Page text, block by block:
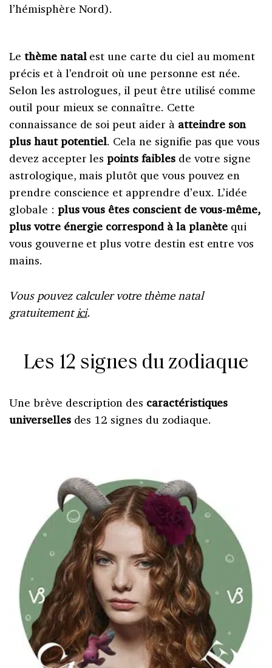
l’hémisphère Nord).
Le thème natalest une carte du ciel au moment
précis et à l’endroit où une personne est née.
Selon les astrologues, il peut être utilisé comme
outil pour mieux se connaître. Cette
connaissance de soi peut aider à atteindre son
plus haut potentiel. Cela ne signifie pas que vous
devez accepter lespoints faiblesde votre signe
astrologique, mais plutôt que vous pouvez en
prendre conscience et apprendre d’eux. L’idée
globale : plus vous êtes conscient de vous-même,
plus votre énergie correspond à la planète qui
vous gouverne et plus votre destin est entre vos
mains.
Vous pouvez calculer votre thème natal
gratuitementici.
Les 12 signes du zodiaque
Une brève description des caractéristiques
universellesdes 12 signes du zodiaque.